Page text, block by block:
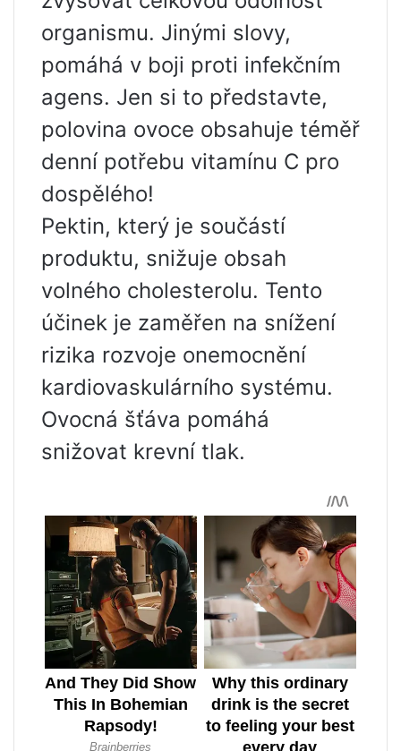
organismu. Jinými slovy,
pomáhá v boji proti infekčním
agens. Jen si to představte,
polovina ovoce obsahuje téměř
denní potřebu vitamínu C pro
dospělého!
Pektin, který je součástí
produktu, snižuje obsah
volného cholesterolu. Tento
účinek je zaměřen na snížení
rizika rozvoje onemocnění
kardiovaskulárního systému.
Ovocná šťáva pomáhá
snižovat krevní tlak.